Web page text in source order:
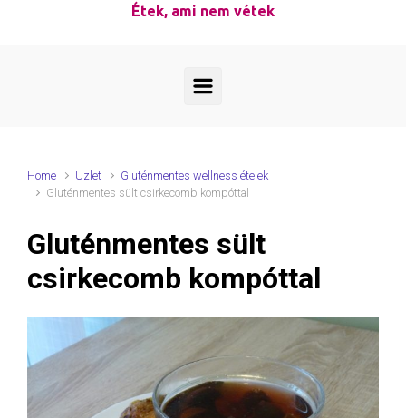
Étek, ami nem vétek
Home Üzlet
Gluténmentes wellness ételek
Gluténmentes sült csirkecomb kompóttal
Gluténmentes sült
csirkecomb kompóttal